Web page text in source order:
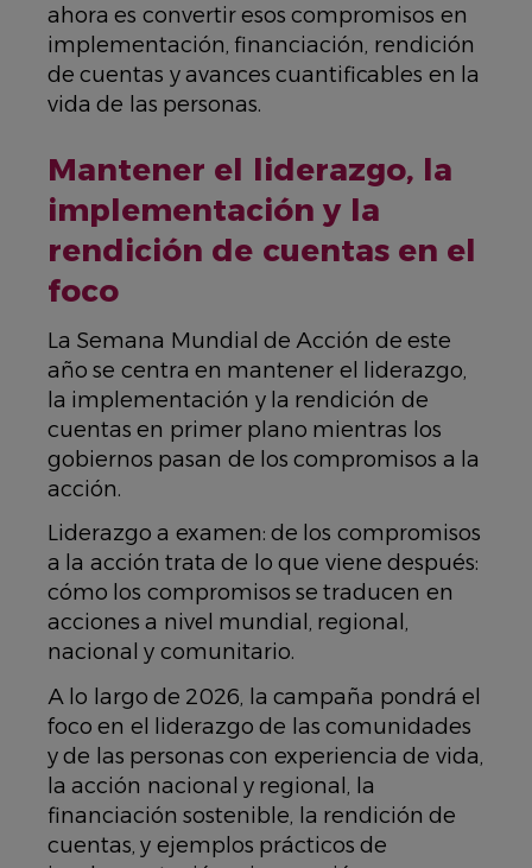
ahora es convertir esos compromisos en
implementación, financiación, rendición
de cuentas y avances cuantificables en la
vida de las personas.
Mantener el liderazgo, la
implementación y la
rendición de cuentas en el
foco
La Semana Mundial de Acción de este
año se centra en mantener el liderazgo,
la implementación y la rendición de
cuentas en primer plano mientras los
gobiernos pasan de los compromisos a la
acción.
Liderazgo a examen: de los compromisos
a la acción trata de lo que viene después:
cómo los compromisos se traducen en
acciones a nivel mundial, regional,
nacional y comunitario.
A lo largo de 2026, la campaña pondrá el
foco en el liderazgo de las comunidades
y de las personas con experiencia de vida,
la acción nacional y regional, la
financiación sostenible, la rendición de
cuentas, y ejemplos prácticos de